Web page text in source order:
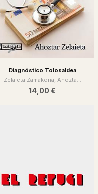
Diagnóstico Tolosaldea
Zelaieta Zamakona, Ahozta...
14,00 €